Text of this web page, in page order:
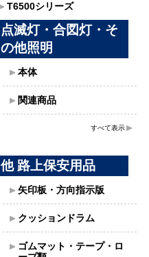
T6500シリーズ
点滅灯・合図灯・そ
の他照明
本体
関連商品
すべて表示
他 路上保安用品
矢印板・方向指示版
クッションドラム
ゴムマット・テープ・ロ